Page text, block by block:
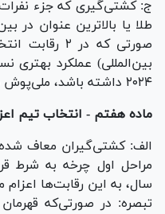
ج: کشتی‌گیری که جزء نفرات
طلا یا بالاترین عنوان در
صورتی که در
بین‌المللی) عملکرد بهتری
۲۰۲۴ داشته باشد، ملی‌پوش می‌شود.
ماده هفتم - انتخاب تیم
الف: کشتی‌گیران معاف شده
سال، به این رقابت‌ها